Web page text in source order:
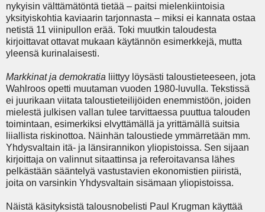
nykyisin välttämätöntä tietää – paitsi mielenkiintoisia
yksityiskohtia kaviaarin tarjonnasta – miksi ei kannata ostaa
netistä 11 viinipullon erää. Toki muutkin taloudesta
kirjoittavat ottavat mukaan käytännön esimerkkejä, mutta
yleensä kurinalaisesti.
Markkinat ja demokratia liittyy löysästi taloustieteeseen, jota
Wahlroos opetti muutaman vuoden 1980-luvulla. Tekstissä
ei juurikaan viitata taloustieteilijöiden enemmistöön, joiden
mielestä julkisen vallan tulee tarvittaessa puuttua talouden
toimintaan, esimerkiksi elvyttämällä ja yrittämällä suitsia
liiallista riskinottoa. Näinhän taloustiede ymmärretään mm.
Yhdysvaltain itä- ja länsirannikon yliopistoissa. Sen sijaan
kirjoittaja on valinnut sitaattinsa ja referoitavansa lähes
pelkästään sääntelyä vastustavien ekonomistien piiristä,
joita on varsinkin Yhdysvaltain sisämaan yliopistoissa.
Näistä käsityksistä talousnobelisti Paul Krugman käyttää